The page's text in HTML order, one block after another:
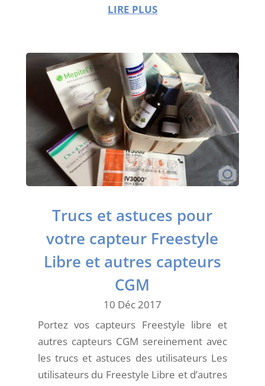
LIRE PLUS
Trucs et astuces pour
votre capteur Freestyle
Libre et autres capteurs
CGM
10 Déc 2017
Portez vos capteurs Freestyle libre et
autres capteurs CGM sereinement avec
les trucs et astuces des utilisateurs Les
utilisateurs du Freestyle Libre et d’autres